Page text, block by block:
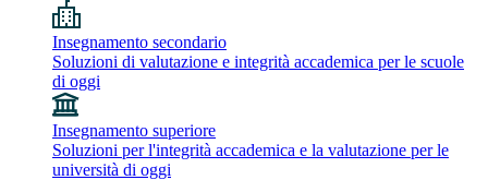
Insegnamento secondario
Soluzioni di valutazione e integrità accademica per le scuole
di oggi
Insegnamento superiore
Soluzioni per l'integrità accademica e la valutazione per le
università di oggi